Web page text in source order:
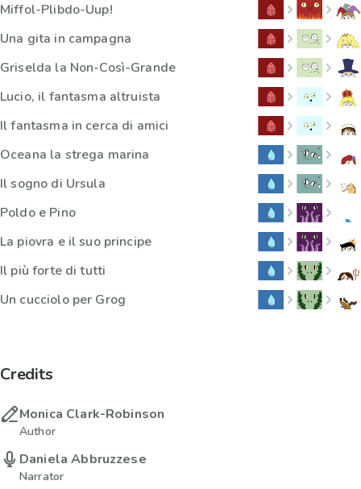
Miffol-Plibdo-Uup!
Una gita in campagna
Griselda la Non-Così-Grande
Lucio, il fantasma altruista
Il fantasma in cerca di amici
Oceana la strega marina
Il sogno di Ursula
Poldo e Pino
La piovra e il suo principe
Il più forte di tutti
Un cucciolo per Grog
Credits
Monica Clark-Robinson
Author
Daniela Abbruzzese
Narrator